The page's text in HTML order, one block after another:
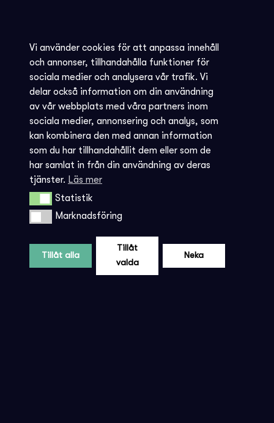
Vi använder cookies för att anpassa innehåll
och annonser, tillhandahålla funktioner för
sociala medier och analysera vår trafik. Vi
delar också information om din användning
av vår webbplats med våra partners inom
sociala medier, annonsering och analys, som
kan kombinera den med annan information
som du har tillhandahållit dem eller som de
har samlat in från din användning av deras
tjänster. Läs mer
StatistikStatistik
Marknadsföring
Marknadsföring
Tillåt alla
Tillåt
valda
Neka